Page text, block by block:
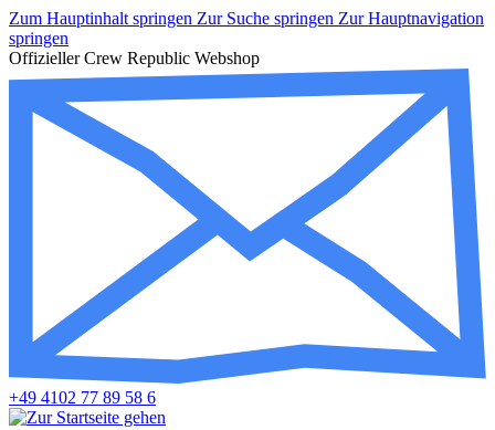
Zum Hauptinhalt springen Zur Suche springen Zur Hauptnavigation
springen
Offizieller Crew Republic Webshop
+49 4102 77 89 58 6